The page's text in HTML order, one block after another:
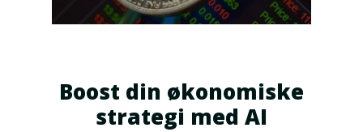
Boost din økonomiske
strategi med AI